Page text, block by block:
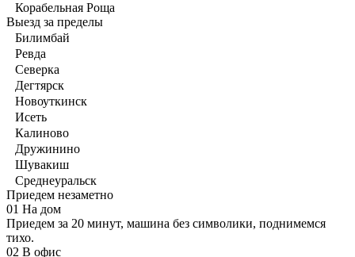
Корабельная Роща
Выезд за пределы
Билимбай
Ревда
Северка
Дегтярск
Новоуткинск
Исеть
Калиново
Дружинино
Шувакиш
Среднеуральск
Приедем незаметно
01 На дом
Приедем за 20 минут, машина без символики, поднимемся
тихо.
02 В офис